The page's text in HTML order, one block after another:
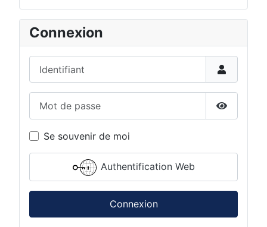
t
e
Connexion
Afficher
Se souvenir de moi
Authentification Web
Connexion